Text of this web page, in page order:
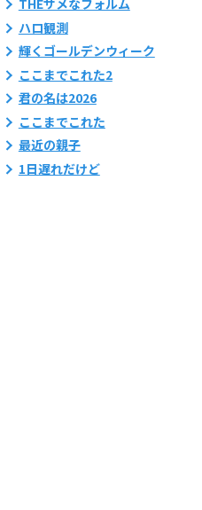
ハロ観測
輝くゴールデンウィーク
ここまでこれた2
君の名は2026
ここまでこれた
最近の親子
1日遅れだけど